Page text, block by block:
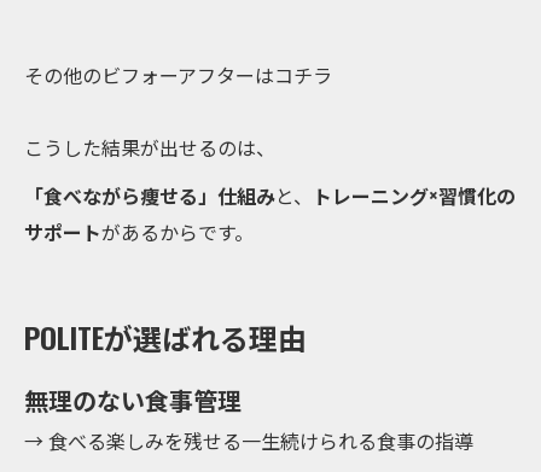
その他のビフォーアフターはコチラ
こうした結果が出せるのは、
「食べながら痩せる」仕組みと、 トレーニング×習慣化の
サポートがあるからです。
POLITEが選ばれる理由
無理のない食事管理
→ 食べる楽しみを残せる一生続けられる食事の指導